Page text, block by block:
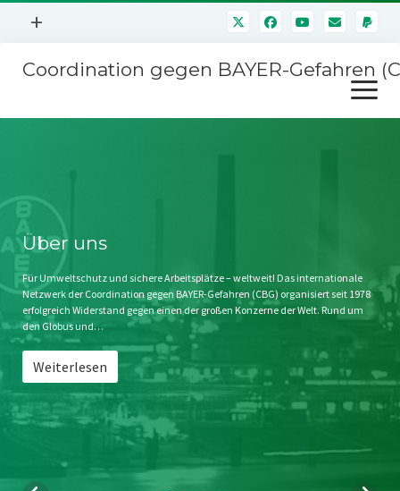
Menü
+
Mitmachen
Kontakt
Impressum
Störfälle
Coordination gegen BAYER-Gefahren
Menü
öffnen
Stichwort BAYER
Jahrestagung
SPENDEN
Über uns
Für Umweltschutz und sichere Arbeitsplätze – weltweit! Das internationale
Netzwerk der Coordination gegen BAYER-Gefahren (CBG) organisiert seit 1978
erfolgreich Widerstand gegen einen der großen Konzerne der Welt. Rund um
den Globus und…
Weiterlesen